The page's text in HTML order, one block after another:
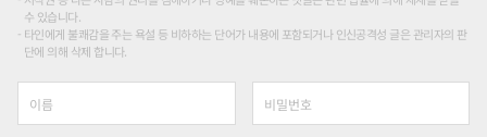
수 있습니다.
타인에게 불쾌감을 주는 욕설 등 비하하는 단어가 내용에 포함되거나 인신공격성 글은 관리자의 판
단에 의해 삭제 합니다.